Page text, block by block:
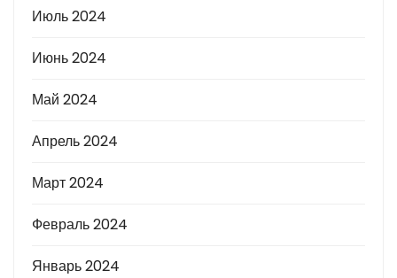
Июль 2024
Июнь 2024
Май 2024
Апрель 2024
Март 2024
Февраль 2024
Январь 2024